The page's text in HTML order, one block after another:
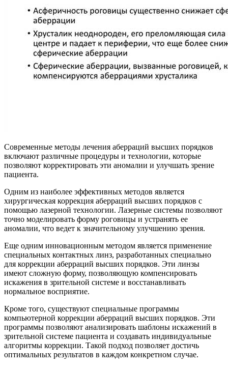
Современные методы лечения аберраций высших порядков
включают различные процедуры и технологии, которые
позволяют корректировать эти аномалии и улучшать зрение
пациента.
Одним из наиболее эффективных методов является
хирургическая коррекция аберраций высших порядков с
помощью лазерной технологии. Лазерные системы позволяют
точно моделировать форму роговицы и устранять ее
аномалии, что ведет к значительному улучшению зрения.
Еще одним инновационным методом является применение
специальных контактных линз, разработанных специально
для коррекции аберраций высших порядков. Эти линзы
имеют сложную форму, позволяющую компенсировать
искажения в зрительной системе и восстанавливать
нормальное восприятие.
Кроме того, существуют специальные программы
компьютерной коррекции аберраций высших порядков. Эти
программы позволяют анализировать шаблоны искажений в
зрительной системе пациента и создавать индивидуальные
алгоритмы коррекции. Такой подход позволяет достичь
оптимальных результатов в каждом конкретном случае.